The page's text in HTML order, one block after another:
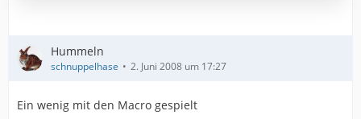
Hummeln
schnuppelhase 2. Juni 2008 um 17:27
Ein wenig mit den Macro gespielt